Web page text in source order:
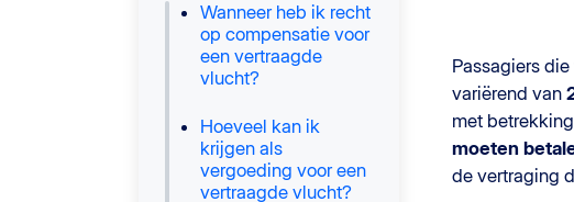
Wanneer heb ik recht
op compensatie voor
een vertraagde
vlucht?
Hoeveel kan ik
krijgen als
vergoeding voor een
vertraagde vlucht?
Passagiers die
variërend van
met
moeten
de vertraging